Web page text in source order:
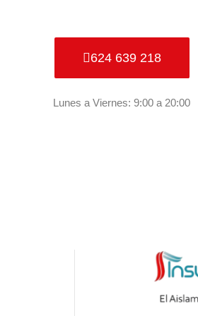
624 639 218
Lunes a Viernes: 9:00 a 20:00